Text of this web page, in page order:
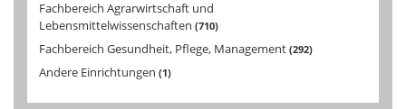
Fachbereich Agrarwirtschaft und
Lebensmittelwissenschaften 710
Fachbereich Gesundheit, Pflege, Management 292
Andere Einrichtungen 1